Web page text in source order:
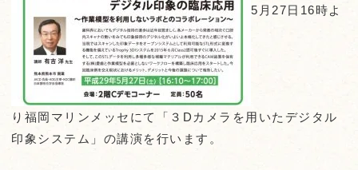
5月27日16時よ
り福岡マリンメッセにて「３Dカメラを用いたデジタル
印象システム」の講演を行います。